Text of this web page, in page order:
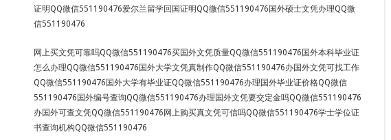
证明QQ微信551190476爱尔兰留学回国证明QQ微信551190476国外硕士文凭办理QQ微
信551190476
网上买文凭可靠吗QQ微信551190476买国外文凭质量QQ微信551190476国外本科毕业证
怎么办理QQ微信551190476国外大学文凭真制作QQ微信551190476办国外文凭可找工作
QQ微信551190476国外大学有毕业证QQ微信551190476办理国外毕业证价格QQ微信
551190476国外编号查询QQ微信551190476办理国外文凭要交定金吗QQ微信551190476
办国外可查文凭QQ微信551190476网上购买真文凭可信吗QQ微信551190476学士学位证
书查询机构QQ微信551190476